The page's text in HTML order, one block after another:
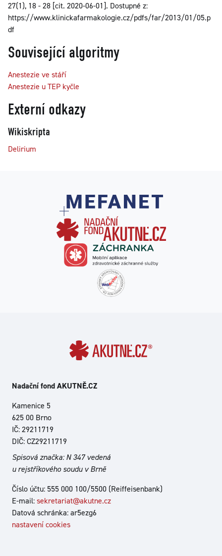
27(1), 18 - 28 [cit. 2020-06-01]. Dostupné z:
https://www.klinickafarmakologie.cz/pdfs/far/2013/01/05.p
df
Související algoritmy
Anestezie ve stáří
Anestezie u TEP kyčle
Externí odkazy
Wikiskripta
Delirium
Nadační fond AKUTNĚ.CZ
Kamenice 5
625 00 Brno
IČ: 29211719
DIČ: CZ29211719
Spisová značka: N 347 vedená
u rejstříkového soudu v Brně
Číslo účtu: 555 000 100/5500 (Reiffeisenbank)
E-mail:sekretariat@akutne.cz
Datová schránka: ar5ezg6
nastavení cookies